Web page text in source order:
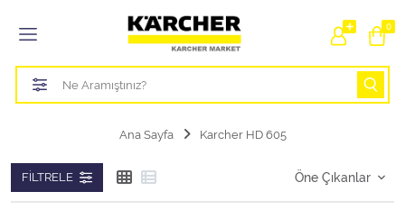
0
Tüm Kategoriler
Bahçe Sulama Ürünleri
Ana Sayfa Karcher HD 605
FILTRELE